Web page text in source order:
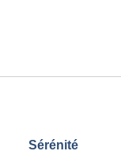
Sérénité